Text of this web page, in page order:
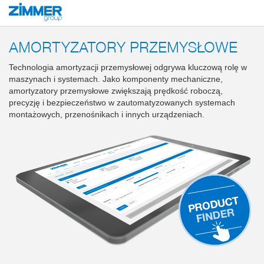
Start Produkty
AMORTYZATORY PRZEMYSŁOWE
Technologia amortyzacji przemysłowej odgrywa kluczową rolę w
maszynach i systemach. Jako komponenty mechaniczne,
amortyzatory przemysłowe zwiększają prędkość roboczą,
precyzję i bezpieczeństwo w zautomatyzowanych systemach
montażowych, przenośnikach i innych urządzeniach.